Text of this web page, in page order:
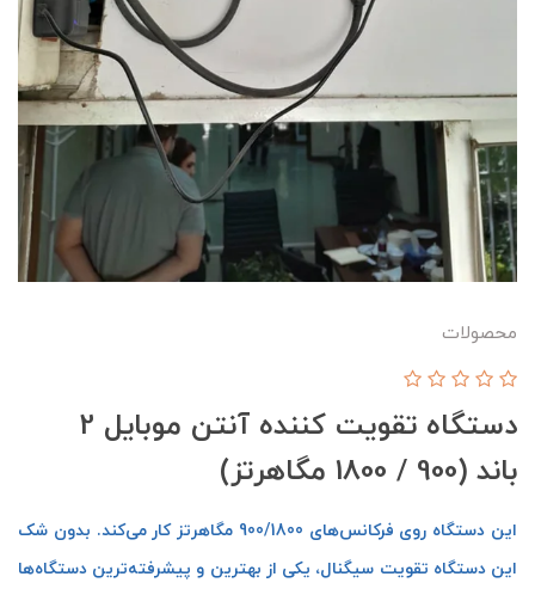
محصولات
دستگاه تقویت کننده آنتن موبایل 2
باند (900 / 1800 مگاهرتز)
این دستگاه روی فرکانس‌های 900/1800 مگاهرتز کار می‌کند. بدون شک
این دستگاه تقویت سیگنال، یکی از بهترین و پیشرفته‌ترین دستگاه‌ها